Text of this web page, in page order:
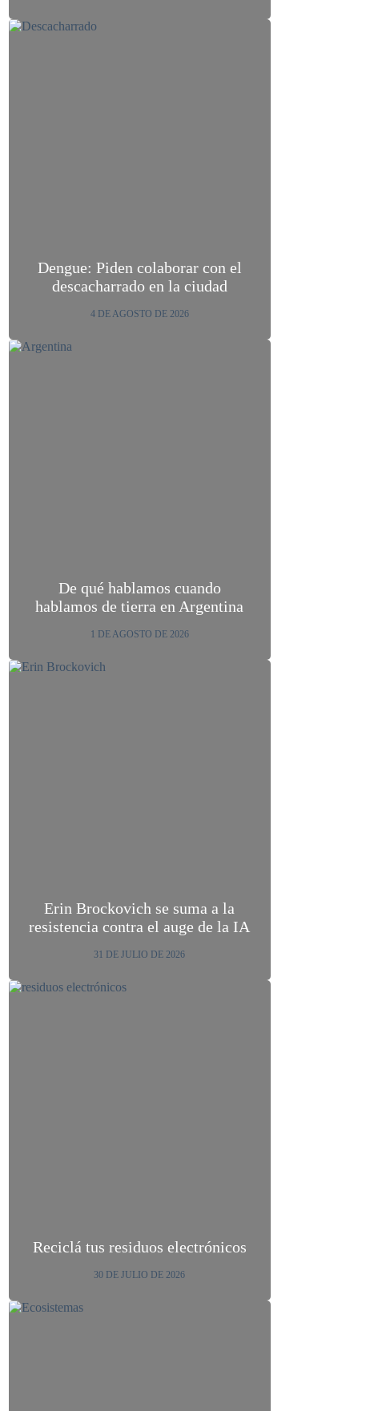
Dengue: Piden colaborar con el
descacharrado en la ciudad
4 DE AGOSTO DE 2026
De qué hablamos cuando
hablamos de tierra en Argentina
1 DE AGOSTO DE 2026
Erin Brockovich se suma a la
resistencia contra el auge de la IA
31 DE JULIO DE 2026
Reciclá tus residuos electrónicos
30 DE JULIO DE 2026